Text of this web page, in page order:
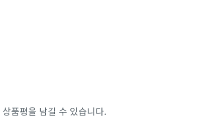
품평을 남길 수 있습니다.